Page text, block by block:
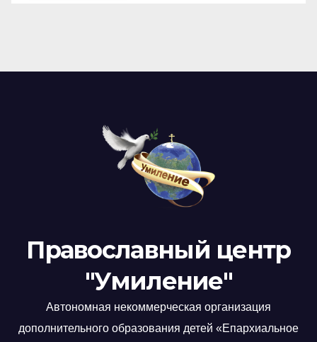
Православный центр
"Умиление"
Автономная некоммерческая организация
дополнительного образования детей «Епархиальное